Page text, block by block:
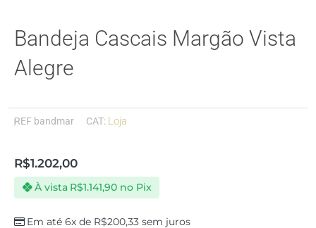
Bandeja Cascais Margão Vista
Alegre
REF bandmar CAT: Loja
R$1.202,00
Em até 6x de R$200,33 sem juros
À vista R$1.141,90 no Pix